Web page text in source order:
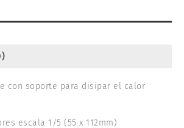
con soporte para disipar el calor
escala 1/5 (55 x 112mm)